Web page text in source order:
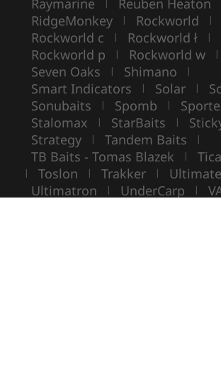
Raymarine | Reuben Heaton
RidgeMonkey | Rockworld |
Rockworld c | Rockworld ł |
Rockworld p | Rockworld w |
Seven Oaks | Shimano |
Smart Indicators | Solar |
Sonubaits | Spomb |
Stalomax | StarBaits |
Strategy | Tandem Baits |
TB Baits - Tomas Blazek | Tica
| Toslon | Trakker |
Ultimatron | UnderCarp |